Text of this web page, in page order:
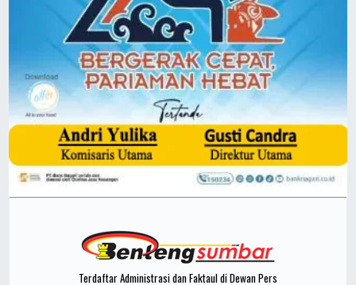
Terdaftar Administrasi dan Faktaul di Dewan Pers